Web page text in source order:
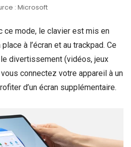
: Microsoft
ce mode, le clavier est mis en
à l’écran et au trackpad. Ce
divertissement (vidéos, jeux
connectez votre appareil à un
d’un écran supplémentaire.